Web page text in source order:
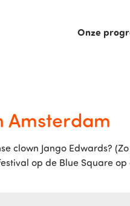
Onze
Amsterdam
clown Jango Edwards?
op de Blue Square